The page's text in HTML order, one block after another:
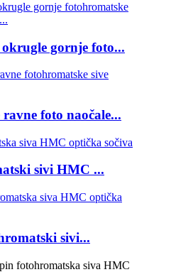
gornje foto...
foto naočale...
sivi HMC ...
sivi...